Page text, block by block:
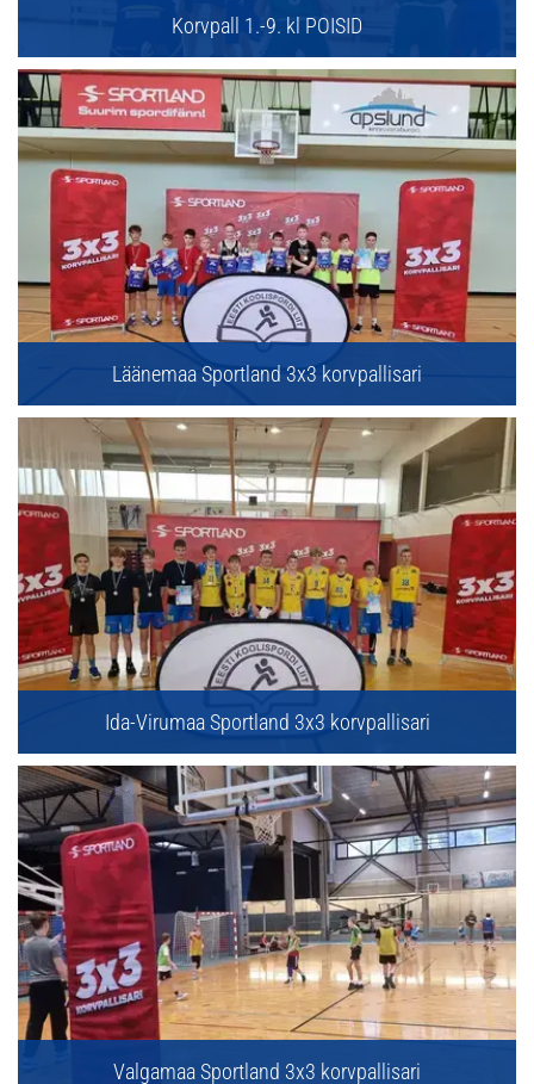
Korvpall 1.-9. kl POISID
Läänemaa Sportland 3x3 korvpallisari
Ida-Virumaa Sportland 3x3 korvpallisari
Valgamaa Sportland 3x3 korvpallisari